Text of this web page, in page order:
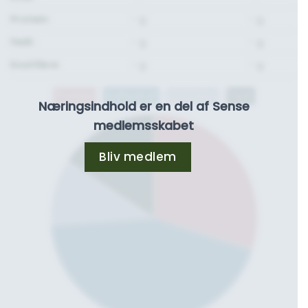
Næringsindhold er en del af Sense
medlemsskabet
Bliv medlem